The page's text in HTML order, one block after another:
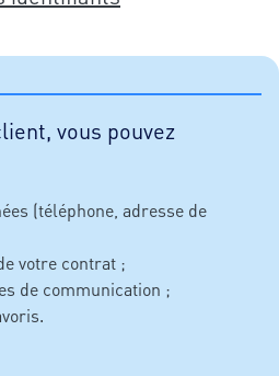
vous pouvez
(téléphone, adresse de
votre contrat ;
de communication ;